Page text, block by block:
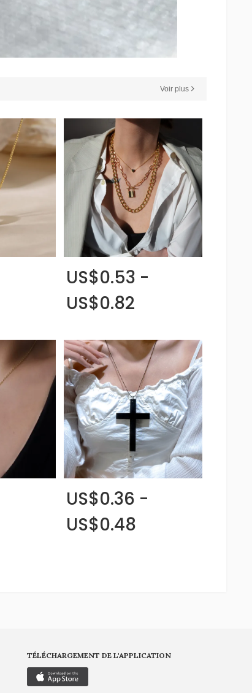
Voir plus
US$0.53 -
US$0.82
US$0.36 -
US$0.48
TÉLÉCHARGEMENT DE L'APPLICATION